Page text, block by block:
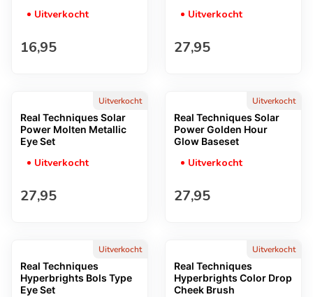
Uitverkocht
Normale prijs
16,95
Uitverkocht
Normale prijs
27,95
Uitverkocht
Real Techniques Solar
Power Molten Metallic
Eye Set
Uitverkocht
Normale prijs
27,95
Uitverkocht
Real Techniques Solar
Power Golden Hour
Glow Baseset
Uitverkocht
Normale prijs
27,95
Uitverkocht
Real Techniques
Hyperbrights Bols Type
Eye Set
Uitverkocht
Real Techniques
Hyperbrights Color Drop
Cheek Brush